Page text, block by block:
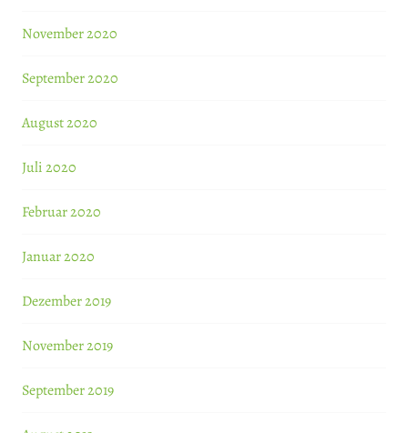
November 2020
September 2020
August 2020
Juli 2020
Februar 2020
Januar 2020
Dezember 2019
November 2019
September 2019